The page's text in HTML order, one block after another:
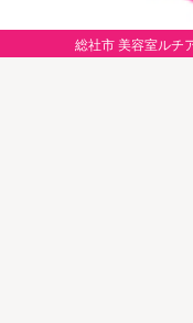
総社市 美容室ルチ